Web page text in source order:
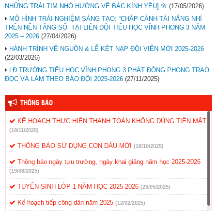
NHỮNG TRÁI TIM NHỎ HƯỚNG VỀ BÁC KÍNH YÊU] 🌸 (17/05/2026)
MÔ HÌNH TRẢI NGHIỆM SÁNG TẠO: “CHẮP CÁNH TÀI NĂNG NHÍ
TRÊN NỀN TẢNG SỐ” TẠI LIÊN ĐỘI TIỂU HỌC VĨNH PHONG 3 NĂM
2025 – 2026 (27/04/2026)
HÀNH TRÌNH VỀ NGUỒN & LỄ KẾT NẠP ĐỘI VIÊN MỚI 2025-2026
(22/03/2026)
LĐ TRƯỜNG TIỂU HỌC VĨNH PHONG 3 PHÁT ĐỘNG PHONG TRAO
ĐỌC VÀ LÀM THEO BÁO ĐỘI 2025-2026 (27/11/2025)
THÔNG BÁO
KẾ HOẠCH THỰC HIỆN THANH TOÁN KHÔNG DÙNG TIỀN MẶT
(18/11/2025)
THÔNG BÁO SỬ DỤNG CON DẤU MỚI (18/10/2025)
Thông báo ngày tựu trường, ngày khai giảng năm học 2025-2026
(19/08/2025)
TUYỂN SINH LỚP 1 NĂM HỌC 2025-2026 (23/05/2025)
Kế hoạch tiếp công dân năm 2025 (12/02/2025)